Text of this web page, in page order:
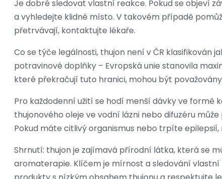
Je dobré sledovat vlastní reakce. Pokud se objeví
a vyhledejte klidné místo. V takovém případě
přetrvávají, kontaktujte lékaře.
Co se týče legálnosti, thujon není v ČR klasifikován
potravinové doplňky – Evropská unie stanovila
které překračují tuto hranici, mohou být
Pro každodenní užití se hodí menší dávky ve
thujonového oleje ve vodní lázni nebo difuzéru
Pokud máte citlivý organismus nebo trpíte epilepsií,
Shrnutí: thujon je zajímavá přírodní látka, která se
aromaterapie. Klíčem je mírnost a sledování